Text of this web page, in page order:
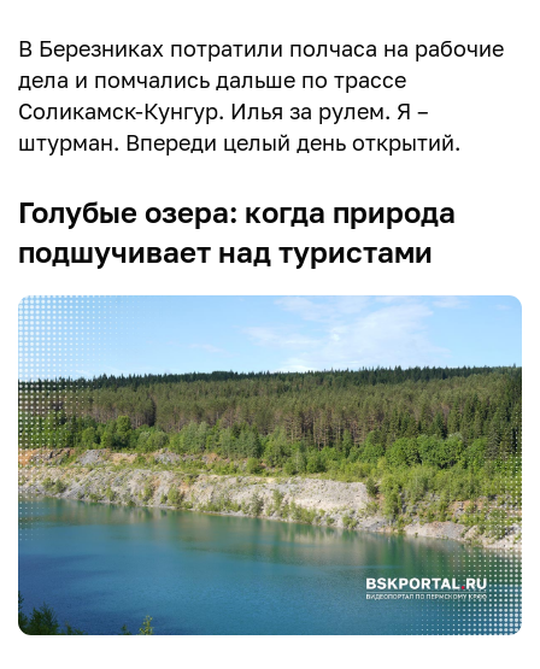
В Березниках потратили полчаса на рабочие
дела и помчались дальше по трассе
Соликамск-Кунгур. Илья за рулем. Я –
штурман. Впереди целый день открытий.
Голубые озера: когда природа
подшучивает над туристами